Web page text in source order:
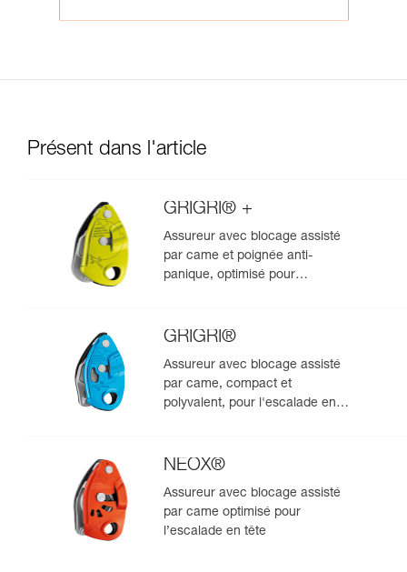
Présent dans l'article
GRIGRI® +
Assureur avec blocage assisté
par came et poignée anti-
panique, optimisé pour
GRIGRI®
Assureur avec blocage assisté
par came, compact et
polyvalent, pour l'escalade en
NEOX®
Assureur avec blocage assisté
par came optimisé pour
l’escalade en tête